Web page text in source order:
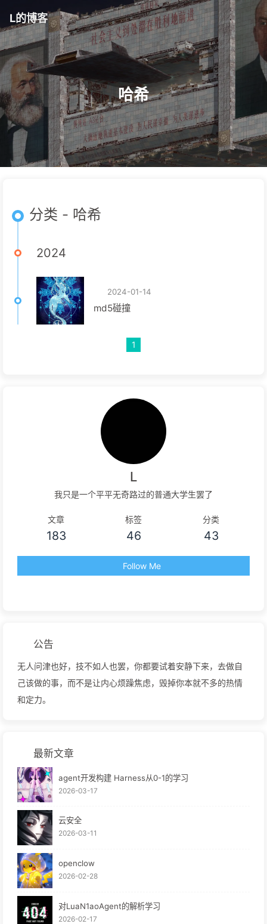
L的博客
哈希
分类 - 哈希
2024
2024-01-14
md5碰撞
1
L
我只是一个平平无奇路过的普通大学生罢了
文章
183
标签
46
分类
43
Follow Me
公告
无人问津也好，技不如人也罢，你都要试着安静下来，去做自
己该做的事，而不是让内心烦躁焦虑，毁掉你本就不多的热情
和定力。
最新文章
agent开发构建 Harness从0-1的学习
2026-03-17
云安全
2026-03-11
openclow
2026-02-28
对LuaN1aoAgent的解析学习
2026-02-17